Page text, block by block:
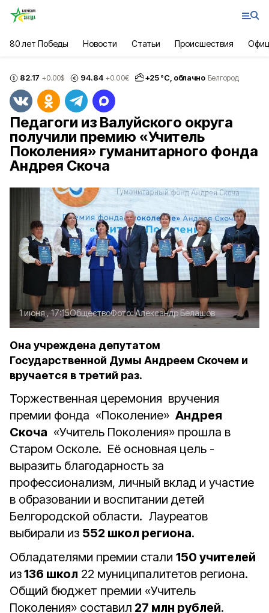
80 лет Победы Новости Статьи Происшествия
82.17 +0.00$ 94.84 +0.00€ +25°С, облачно Белгород
Педагоги из Валуйского округа
получили премию «Учитель
Поколения» гуманитарного фонда
Андрея Скоча
1 июня , 17:15ОбществоФото:Александр Белашов
Она учреждена депутатом
Государственной Думы Андреем Скочем и
вручается в третий раз.
Торжественная церемония вручения
премии фонда «Поколение» Андрея
Скоча «Учитель Поколения» прошла в
Старом Осколе. Её основная цель -
выразить благодарность за
профессионализм, личный вклад и участие
в образовании и воспитании детей
Белгородской области. Лауреатов
выбирали из 552 школ региона.
Обладателями премии стали 150 учителей
из136 школ 22 муниципалитетов региона.
Общий бюджет премии «Учитель
Поколения» составил 27 млн рублей.